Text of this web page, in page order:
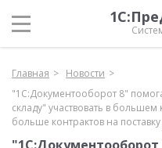
Главная
Новости
"1С:Документооборот 8"
складу" участвовать в
больше контрактов на